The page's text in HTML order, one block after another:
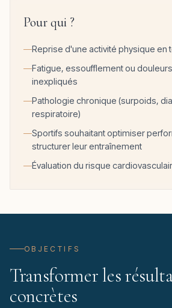
Pour qui ?
Reprise d'une activité physique en
Fatigue, essoufflement ou
inexpliqués
Pathologie chronique (surpoids,
respiratoire)
Sportifs souhaitant optimiser
structurer leur entraînement
Évaluation du risque
OBJECTIFS
Transformer les
concrètes